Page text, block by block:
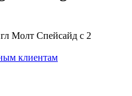
Молт Спейсайд с 2
клиентам